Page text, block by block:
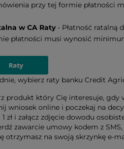
przy tej formie płatności
w CA Raty - Płatność ratalną
płatności musi wynosić
wybierz raty banku Credit
produkt który Cię interesuje, gdy
wniosek online i poczekaj na
1 zł i załącz zdjęcie dowodu
zawarcie umowy kodem z SMS,
otrzymasz na swoją skrzynkę e-